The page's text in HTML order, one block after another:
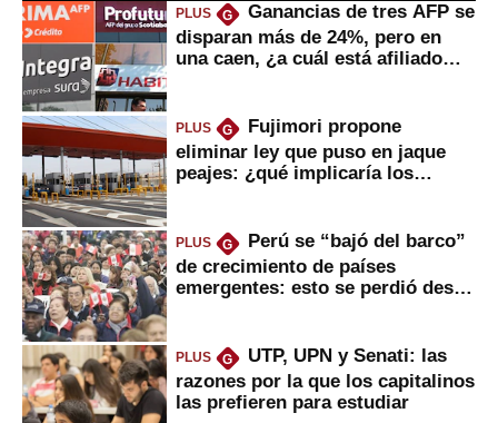
PLUS G
Ganancias de tres AFP se
disparan más de 24%, pero en
una caen, ¿a cuál está afiliado
PLUS G
Fujimori propone
eliminar ley que puso en jaque
peajes: ¿qué implicaría los
PLUS G
Perú se “bajó del barco”
de crecimiento de países
emergentes: esto se perdió desde
PLUS G
UTP, UPN y Senati: las
razones por la que los capitalinos
las prefieren para estudiar